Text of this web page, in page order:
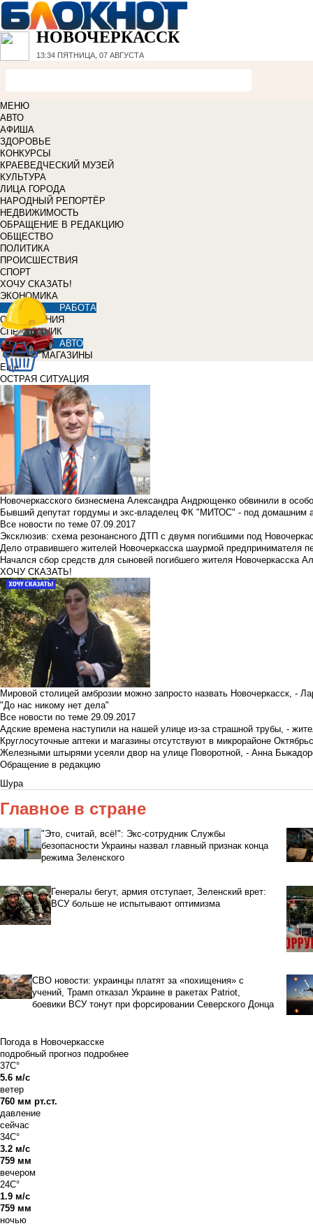
НОВОЧЕРКАССК
13:34 ПЯТНИЦА, 07 АВГУСТА
МЕНЮ
АВТО
АФИША
ЗДОРОВЬЕ
КОНКУРСЫ
КРАЕВЕДЧЕСКИЙ МУЗЕЙ
КУЛЬТУРА
ЛИЦА ГОРОДА
НАРОДНЫЙ РЕПОРТЁР
НЕДВИЖИМОСТЬ
ОБРАЩЕНИЕ В РЕДАКЦИЮ
ОБЩЕСТВО
ПОЛИТИКА
ПРОИСШЕСТВИЯ
СПОРТ
ХОЧУ СКАЗАТЬ!
ЭКОНОМИКА
РАБОТА
ОБЪЯВЛЕНИЯ
СПРАВОЧНИК
АВТО
МАГАЗИНЫ
Еще
ОСТРАЯ СИТУАЦИЯ
Новочеркасского бизнесмена Александра Андрющенко обвинили в
Бывший депутат гордумы и экс-владелец ФК "МИТОС" - под домашним
Все новости по теме 07.09.2017
Эксклюзив: схема резонансного ДТП с двумя погибшими под
Дело отравившего жителей Новочеркасска шаурмой предпринимателя
Начался сбор средств для сыновей погибшего жителя Новочеркасска
ХОЧУ СКАЗАТЬ!
Мировой столицей амброзии можно запросто назвать Новочеркасск, -
"До нас никому нет дела"
Все новости по теме 29.09.2017
Адские времена наступили на нашей улице из-за страшной трубы, -
Круглосуточные аптеки и магазины отсутствуют в микрорайоне
Железными штырями усеяли двор на улице Поворотной, - Анна
Обращение в редакцию
Шура
Главное в стране
"Это, считай, всё!": Экс-сотрудник Службы
безопасности Украины назвал главный признак конца
режима Зеленского
Генералы бегут, армия отступает, Зеленский врет:
ВСУ больше не испытывают оптимизма
СВО новости: украинцы платят за «похищения» с
учений, Трамп отказал Украине в ракетах Patriot,
боевики ВСУ тонут при форсировании Северского Донца
Погода в Новочеркасске
подробный прогноз подробнее
37C°
5.6 м/с
ветер
760 мм рт.ст.
давление
сейчас
34C°
3.2 м/с
759 мм
вечером
24C°
1.9 м/с
759 мм
ночью